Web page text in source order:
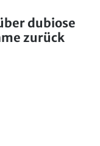
dubiose
zurück